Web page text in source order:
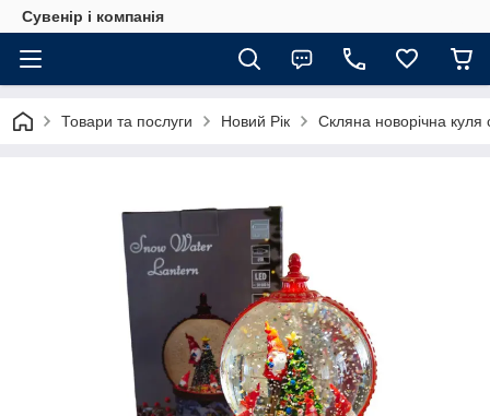
Сувенір і компанія
Товари та послуги Новий Рік Скляна новорічна куля